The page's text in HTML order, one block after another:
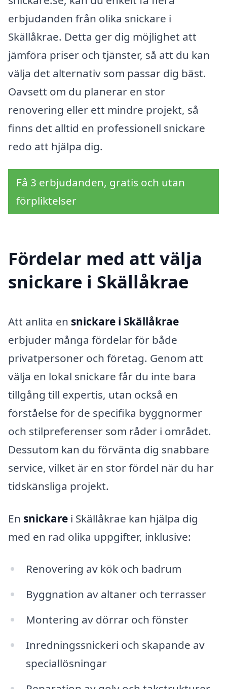
erbjudanden från olika snickare i
Skällåkrae. Detta ger dig möjlighet att
jämföra priser och tjänster, så att du kan
välja det alternativ som passar dig bäst.
Oavsett om du planerar en stor
renovering eller ett mindre projekt, så
finns det alltid en professionell snickare
redo att hjälpa dig.
Få 3 erbjudanden, gratis och utan
förpliktelser
Fördelar med att välja
snickare i Skällåkrae
Att anlita en snickare i Skällåkrae
erbjuder många fördelar för både
privatpersoner och företag. Genom att
välja en lokal snickare får du inte bara
tillgång till expertis, utan också en
förståelse för de specifika byggnormer
och stilpreferenser som råder i området.
Dessutom kan du förvänta dig snabbare
service, vilket är en stor fördel när du har
tidskänsliga projekt.
En snickare i Skällåkrae kan hjälpa dig
med en rad olika uppgifter, inklusive:
Renovering av kök och badrum
Byggnation av altaner och terrasser
Montering av dörrar och fönster
Inredningssnickeri och skapande av
speciallösningar